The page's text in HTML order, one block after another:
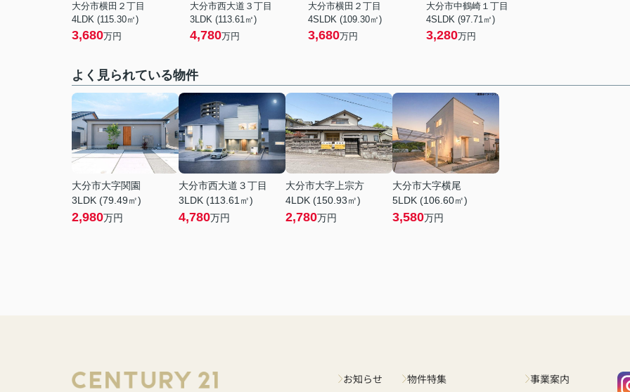
大分市横田２丁目
4LDK (115.30㎡)
3,680万円
大分市西大道３丁目
3LDK (113.61㎡)
4,780万円
大分市横田２丁目
4SLDK (109.30㎡)
3,680万円
大分市中鶴崎１丁目
4SLDK (97.71㎡)
3,280万円
よく見られている物件
大分市大字関園
3LDK (79.49㎡)
2,980万円
大分市西大道３丁目
3LDK (113.61㎡)
4,780万円
大分市大字上宗方
4LDK (150.93㎡)
2,780万円
大分市大字横尾
5LDK (106.60㎡)
3,580万円
お知らせ 物件特集 事業案内